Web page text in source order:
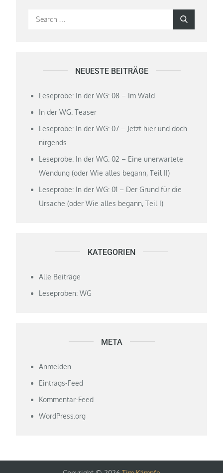
Search
NEUESTE BEITRÄGE
Leseprobe: In der WG: 08 – Im Wald
In der WG: Teaser
Leseprobe: In der WG: 07 – Jetzt hier und doch
nirgends
Leseprobe: In der WG: 02 – Eine unerwartete
Wendung (oder Wie alles begann, Teil II)
Leseprobe: In der WG: 01 – Der Grund für die
Ursache (oder Wie alles begann, Teil I)
KATEGORIEN
Alle Beiträge
Leseproben: WG
META
Anmelden
Eintrags-Feed
Kommentar-Feed
WordPress.org